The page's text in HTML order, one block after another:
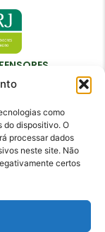
como
do dispositivo. O
processar dados
neste site. Não
certos